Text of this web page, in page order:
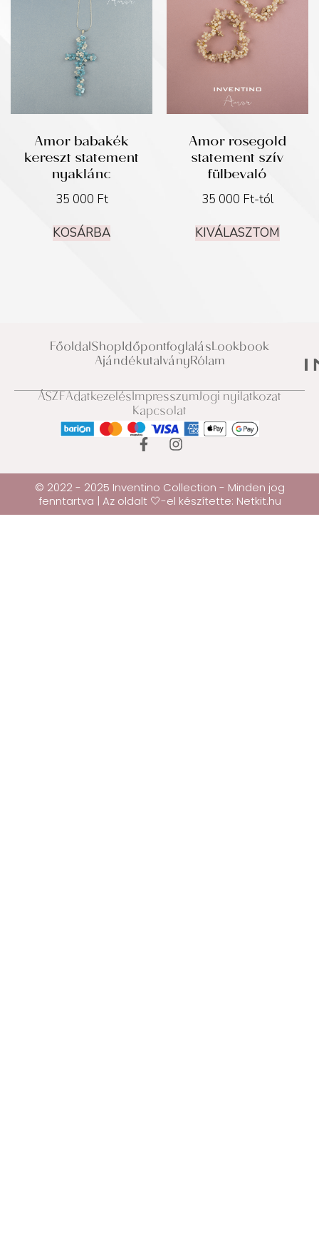
Amor babakék
kereszt statement
nyaklánc
35 000 Ft
KOSÁRBA
Amor rosegold
statement szív
fülbevaló
35 000 Ft-tól
KIVÁLASZTOM
FőoldalShopIdőpontfoglalásLookbook
AjándékutalványRólam
ÁSZFAdatkezelésImpresszumJogi nyilatkozat
Kapcsolat
© 2022 - 2025 Inventino Collection - Minden jog
fenntartva | Az oldalt 🤍-el készítette: Netkit.hu